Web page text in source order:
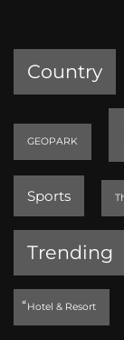
Country
GEOPARK
Sports
Trending
็Hotel & Resort